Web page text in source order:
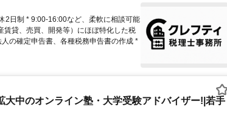
2日制 * 9:00-16:00など、柔軟に相談可能
賃貸、売買、開発等）にほぼ特化した税
の確定申告書、各種税務申告書の作成 *
大中のオンライン塾・大学受験アドバイザー!|若手